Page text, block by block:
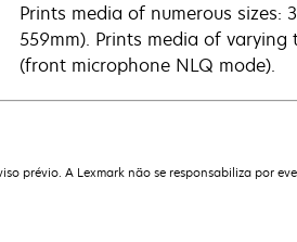
Prints media of numerous sizes:
559mm). Prints media of
(front microphone NLQ mode).
prévio. A Lexmark não se responsabiliza por